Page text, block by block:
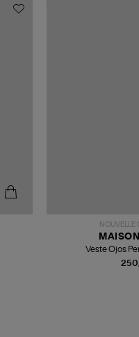
NOUVELLE
Veste Ojos